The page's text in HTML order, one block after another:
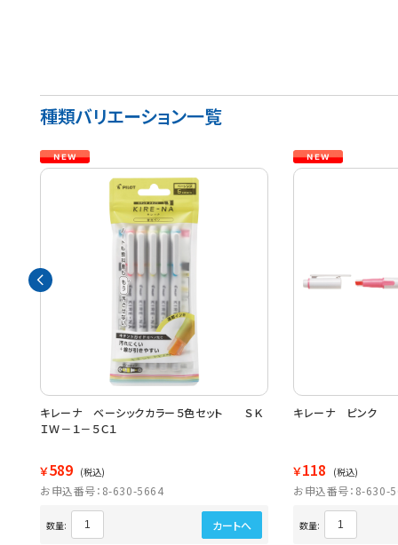
種類バリエーション一覧
キレーナ ベーシックカラー５色セット ＳＫ
ＩＷ－１－５Ｃ１
￥589 (税込)
お申込番号：8-630-5664
数量: カートへ
キレーナ ピンク
￥118 (税込)
お申込番号：8-630-
数量: